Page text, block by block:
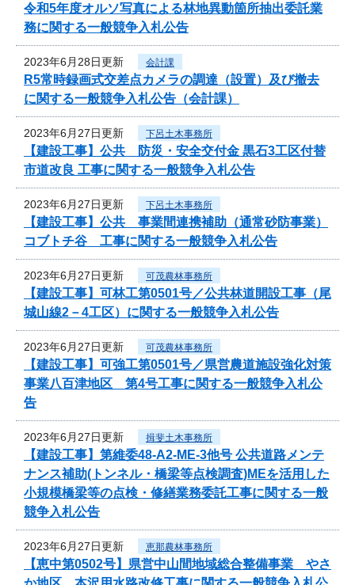
令和5年度オルソ写真による林地異動箇所抽出委託業
務に関する一般競争入札公告
2023年6月28日更新 会計課
R5常時録画式交差点カメラの調達（設置）及び撤去
に関する一般競争入札公告（会計課）
2023年6月27日更新 下呂土木事務所
【建設工事】公共 防災・安全交付金 黒石3工区付替
市道改良 工事に関する一般競争入札公告
2023年6月27日更新 下呂土木事務所
【建設工事】公共 事業間連携補助（通常砂防事業）
コブトチ谷 工事に関する一般競争入札公告
2023年6月27日更新 可茂農林事務所
【建設工事】可林工第0501号／公共林道開設工事（尾
城山線2－4工区）に関する一般競争入札公告
2023年6月27日更新 可茂農林事務所
【建設工事】可強工第0501号／県営農道施設強化対策
事業八百津地区 第4号工事に関する一般競争入札公
告
2023年6月27日更新 揖斐土木事務所
【建設工事】第維委48-A2-ME-3他号 公共道路メンテ
ナンス補助(トンネル・橋梁等点検調査)MEを活用した
小規模橋梁等の点検・修繕業務委託工事に関する一般
競争入札公告
2023年6月27日更新 恵那農林事務所
【恵中第0502号】県営中山間地域総合整備事業 やさ